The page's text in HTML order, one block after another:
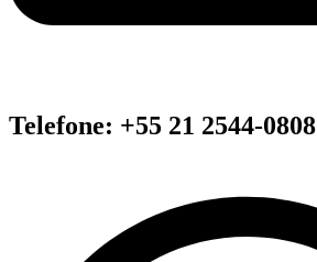
Telefone: +55 21 2544-0808